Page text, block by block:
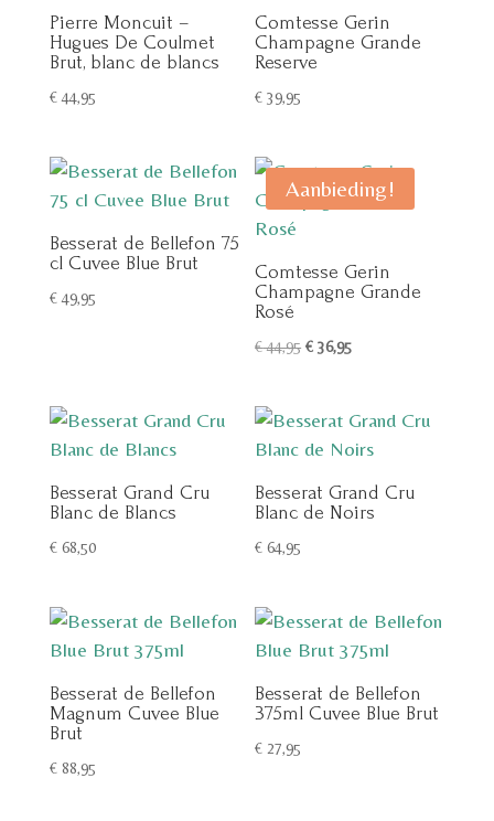
Pierre Moncuit –
Hugues De Coulmet
Brut, blanc de blancs
€44,95
Comtesse Gerin
Champagne Grande
Reserve
€ 39,95
Besserat de Bellefon 75
cl Cuvee Blue Brut
€49,95
Aanbieding!
Comtesse Gerin
Champagne Grande
Rosé
€44,95 Oorspronkelijke
€ 44,95.
€ 36,95Huidige
€ 36,95.
Besserat Grand Cru
Blanc de Blancs
€68,50
Besserat Grand Cru
Blanc de Noirs
€ 64,95
Besserat de Bellefon
Magnum Cuvee Blue
Brut
€88,95
Besserat de Bellefon
375ml Cuvee Blue Brut
€ 27,95